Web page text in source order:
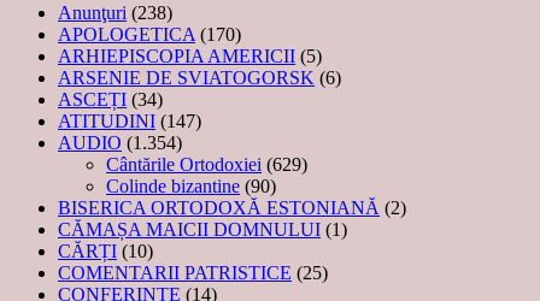
Anunţuri (238)
APOLOGETICA (170)
ARHIEPISCOPIA AMERICII (5)
ARSENIE DE SVIATOGORSK (6)
ASCEȚI (34)
ATITUDINI (147)
AUDIO (1.354)
Cântările Ortodoxiei (629)
Colinde bizantine (90)
BISERICA ORTODOXĂ ESTONIANĂ (2)
CĂMAȘA MAICII DOMNULUI (1)
CĂRȚI (10)
COMENTARII PATRISTICE (25)
CONFERINTE (14)